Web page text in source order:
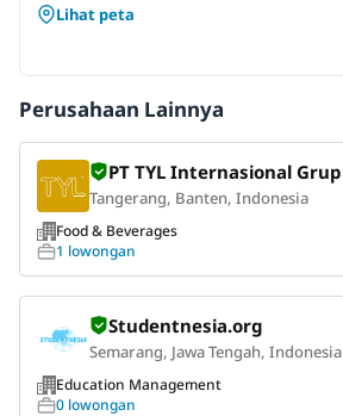
Lihat peta
Perusahaan Lainnya
PT TYL Internasional Grup
Tangerang, Banten, Indonesia
Food & Beverages
1 lowongan
Studentnesia.org
Semarang, Jawa Tengah, Indonesia
Education Management
0 lowongan